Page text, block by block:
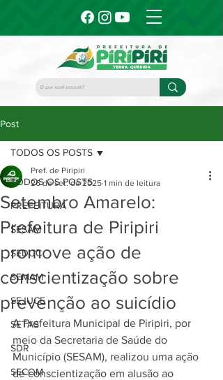
Post
TODOS OS POSTS
PREFEITURA
SESAM
SEDUC
SEMAM
SEJUCE
SETAS
SDR
SECOM
TODOS OS POSTS
Setembro Amarelo:
Prefeitura de Piripiri
promove ação de
conscientização sobre
prevenção ao suicídio
Pref. de Piripiri
26 de set. de 2025 1 min de leitura
A Prefeitura Municipal de Piripiri, por
meio da Secretaria de Saúde do
Município (SESAM), realizou uma ação
de conscientização em alusão ao